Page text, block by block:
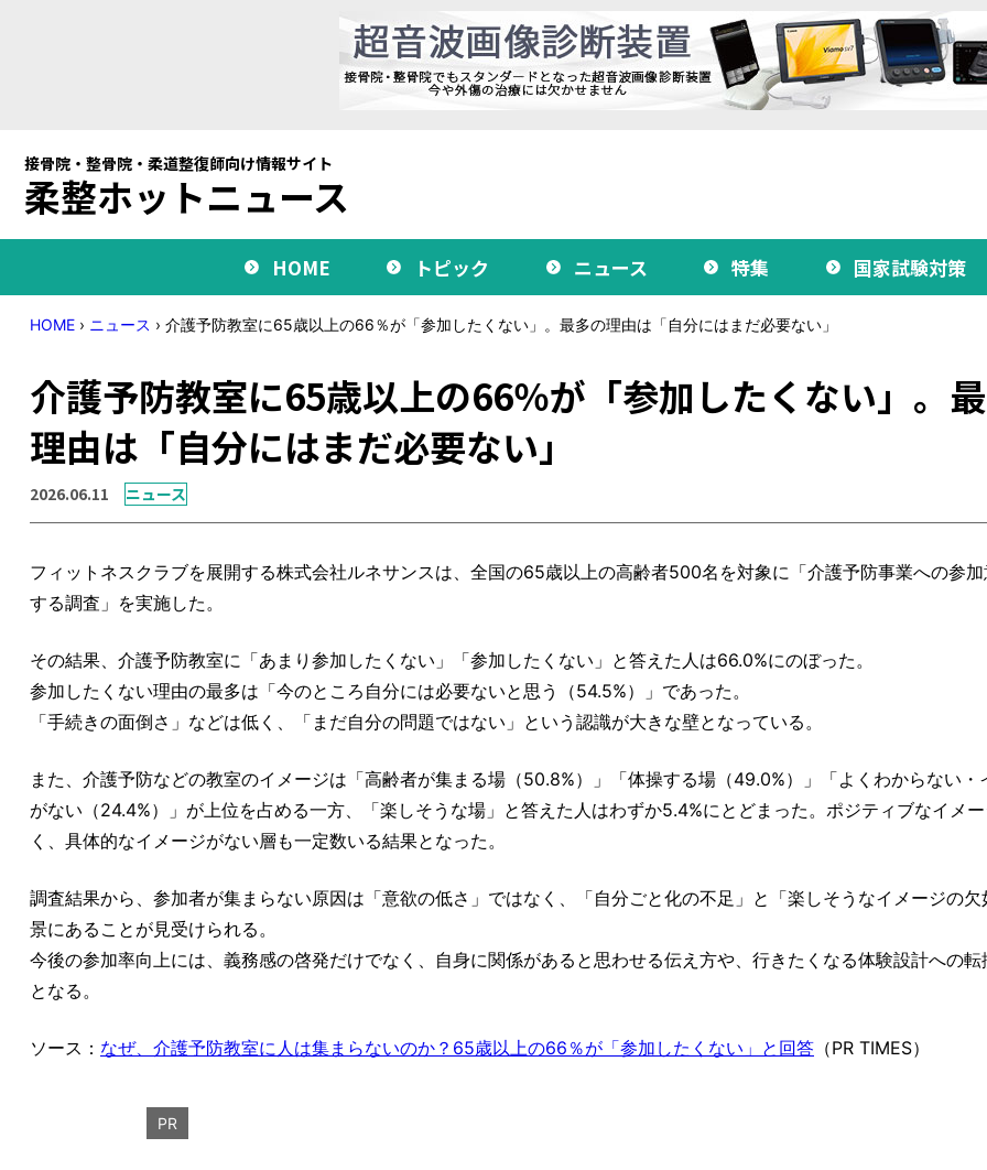
接骨院・整骨院・柔道整復師向け情報サイト
柔整ホットニュース
HOME トピック ニュース 特集 国家試験対策
HOME › ニュース › 介護予防教室に65歳以上の66％が「参加したくない」。最多の理由は「自分にはまだ必要ない」
介護予防教室に65歳以上の66％が「参加したくない」。
理由は「自分にはまだ必要ない」
2026.06.11 ニュース
フィットネスクラブを展開する株式会社ルネサンスは、全国の65歳以上の高齢者500名を対象に「介護予防事業への参
する調査」を実施した。
その結果、介護予防教室に「あまり参加したくない」「参加したくない」と答えた人は66.0%にのぼった。
参加したくない理由の最多は「今のところ自分には必要ないと思う（54.5%）」であった。
「手続きの面倒さ」などは低く、「まだ自分の問題ではない」という認識が大きな壁となっている。
また、介護予防などの教室のイメージは「高齢者が集まる場（50.8%）」「体操する場（49.0%）」「よくわからない・
がない（24.4%）」が上位を占める一方、「楽しそうな場」と答えた人はわずか5.4%にとどまった。ポジティブなイメ
く、具体的なイメージがない層も一定数いる結果となった。
調査結果から、参加者が集まらない原因は「意欲の低さ」ではなく、「自分ごと化の不足」と「楽しそうなイメージの欠
景にあることが見受けられる。
今後の参加率向上には、義務感の啓発だけでなく、自身に関係があると思わせる伝え方や、行きたくなる体験設計への転
となる。
ソース： なぜ、介護予防教室に人は集まらないのか？65歳以上の66％が「参加したくない」と回答 （PR TIMES）
PR